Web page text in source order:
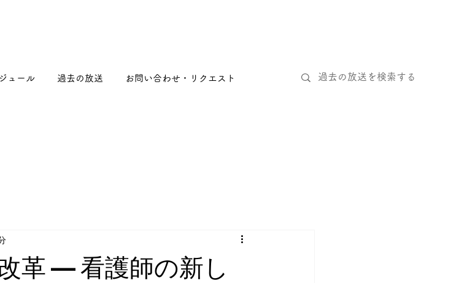
ュール 過去の放送 お問い合わせ・リクエスト
革 ― 看護師の新し